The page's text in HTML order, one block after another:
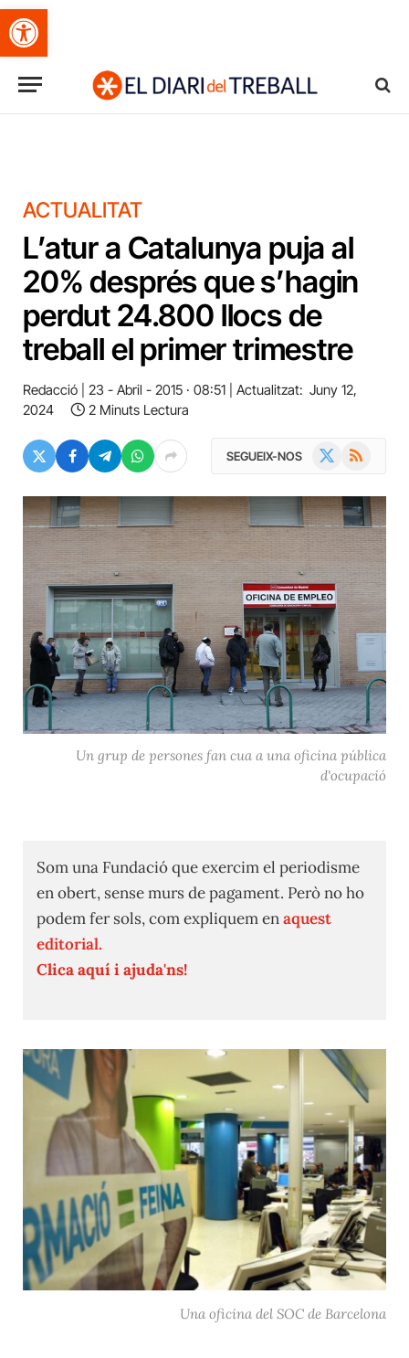
Obre la barra d'eines
ACTUALITAT
L’atur a Catalunya puja al
20% després que s’hagin
perdut 24.800 llocs de
treball el primer trimestre
Redacció 23 - Abril - 2015 · 08:51 Actualitzat: Juny 12,
2024
2 Minuts Lectura
SEGUEIX-NOS RSS
Un grup de persones fan cua a una oficina pública
d'ocupació
Som una Fundació que exercim el periodisme
en obert, sense murs de pagament. Però no ho
podem fer sols, com expliquem enaquest
editorial.
Clica aquí i ajuda'ns!
Una oficina del SOC de Barcelona